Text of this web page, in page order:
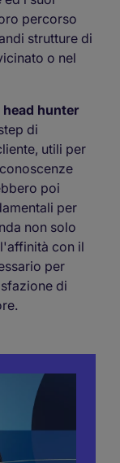
percorso
strutture di
o nel
head hunter
di
utili per
poi
per
non solo
con il
per
di